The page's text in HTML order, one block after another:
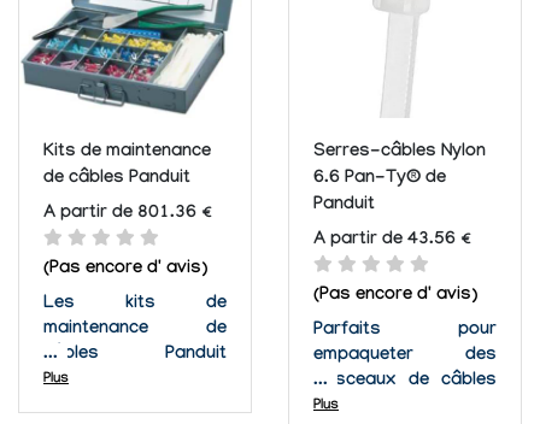
à la main de façon
rapide et sont...
Kits de maintenance
de câbles Panduit
A partir de 801.36 €
(Pas encore d' avis)
Les kits de
maintenance de
câbles Panduit
incluent tous les
Plus
Serres-câbles Nylon
6.6 Pan-Ty® de
Panduit
A partir de 43.56 €
(Pas encore d' avis)
Parfaits pour
empaqueter des
faisceaux de câbles
dans les racks, les
Plus